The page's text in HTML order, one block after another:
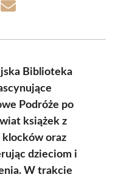
Share
Biblioteka
Podróże po
książek z
klocków oraz
dzieciom i
W trakcie